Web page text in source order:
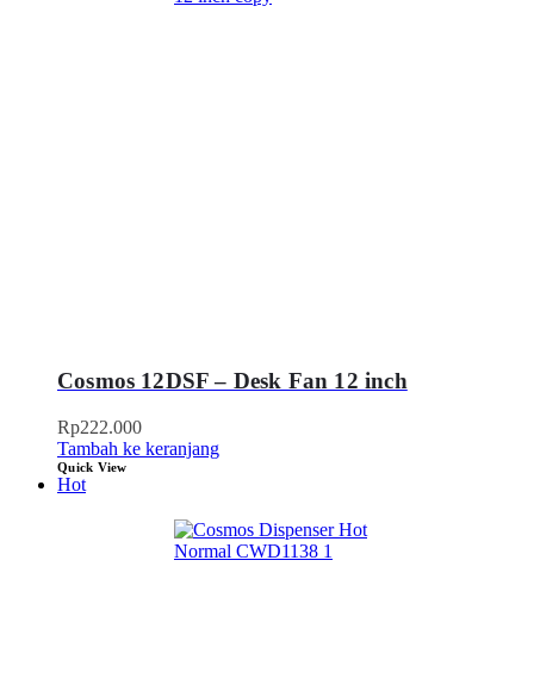
Cosmos 12DSF – Desk Fan 12 inch
Rp222.000
Tambah ke keranjang
Quick View
Hot